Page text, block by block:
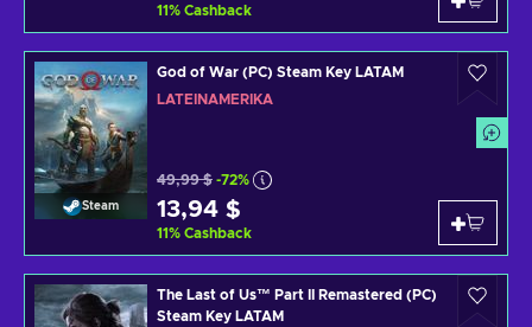
11% Cashback
Steam
God of War (PC) Steam Key LATAM
LATEINAMERIKA
49,99 $ -72%
13,94 $
11% Cashback
The Last of Us™ Part II Remastered (PC)
Steam Key LATAM